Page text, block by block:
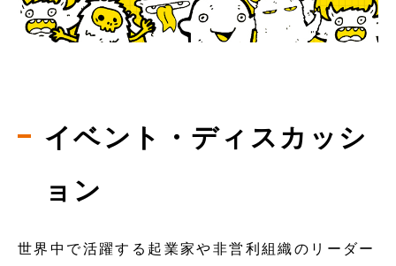
イベント・ディスカッシ
ョン
世界中で活躍する起業家や非営利組織のリーダー